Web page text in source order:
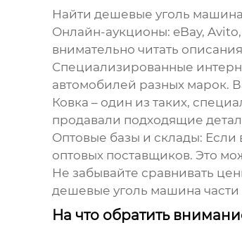
Найти дешевые уголь машина
Онлайн-аукционы: eBay,
внимательно читать
Специализированные
автомобилей разных марок.
Ковка – один из таких,
продавали подходящие
Оптовые базы и склады: Если
оптовых поставщиков. Это
Не забывайте сравнивать
дешевые уголь машина части
На что обратить